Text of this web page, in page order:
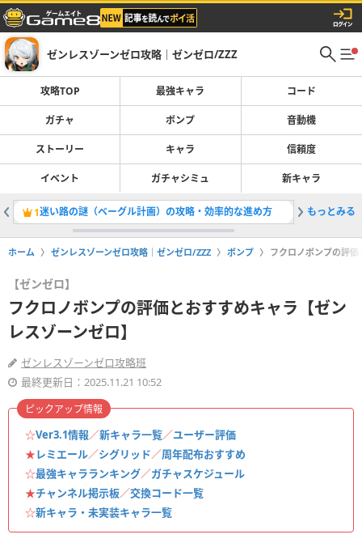
ゼンレスゾーンゼロ攻略｜ゼンゼロ/ZZZ
攻略TOP 最強キャラ コード
ガチャ ボンプ 音動機
ストーリー キャラ 信頼度
イベント ガチャシミュ 新キャラ
1迷い路の謎（ベーグル計画）の攻略・効率的な進め方 2レミエ
もっとみる
ホーム ゼンレスゾーンゼロ攻略｜ゼンゼロ/ZZZ ボンプ フクロノボンプの評
【ゼンゼロ】
フクロノボンプの評価とおすすめキャラ【ゼン
レスゾーンゼロ】
ゼンレスゾーンゼロ攻略班
最終更新日：2025.11.21 10:52
☆Ver3.1情報／新キャラ一覧／ユーザー評価
★レミエール／シグリッド／周年配布おすすめ
☆最強キャラランキング／ガチャスケジュール
★チャンネル掲示板／交換コード一覧
☆新キャラ・未実装キャラ一覧
ピックアップ情報